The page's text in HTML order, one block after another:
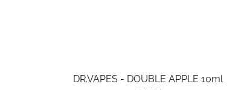
DR.VAPES - DOUBLE APPLE 10ml